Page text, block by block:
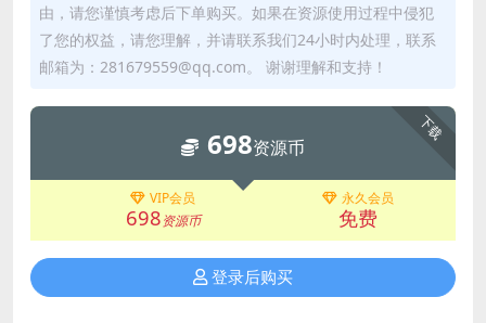
由，请您谨慎考虑后下单购买。如果在资源使用过程中侵犯
了您的权益，请您理解，并请联系我们24小时内处理，联系
邮箱为：281679559@qq.com。 谢谢理解和支持！
下载
698资源币
VIP会员
698资源币
永久会员
免费
登录后购买